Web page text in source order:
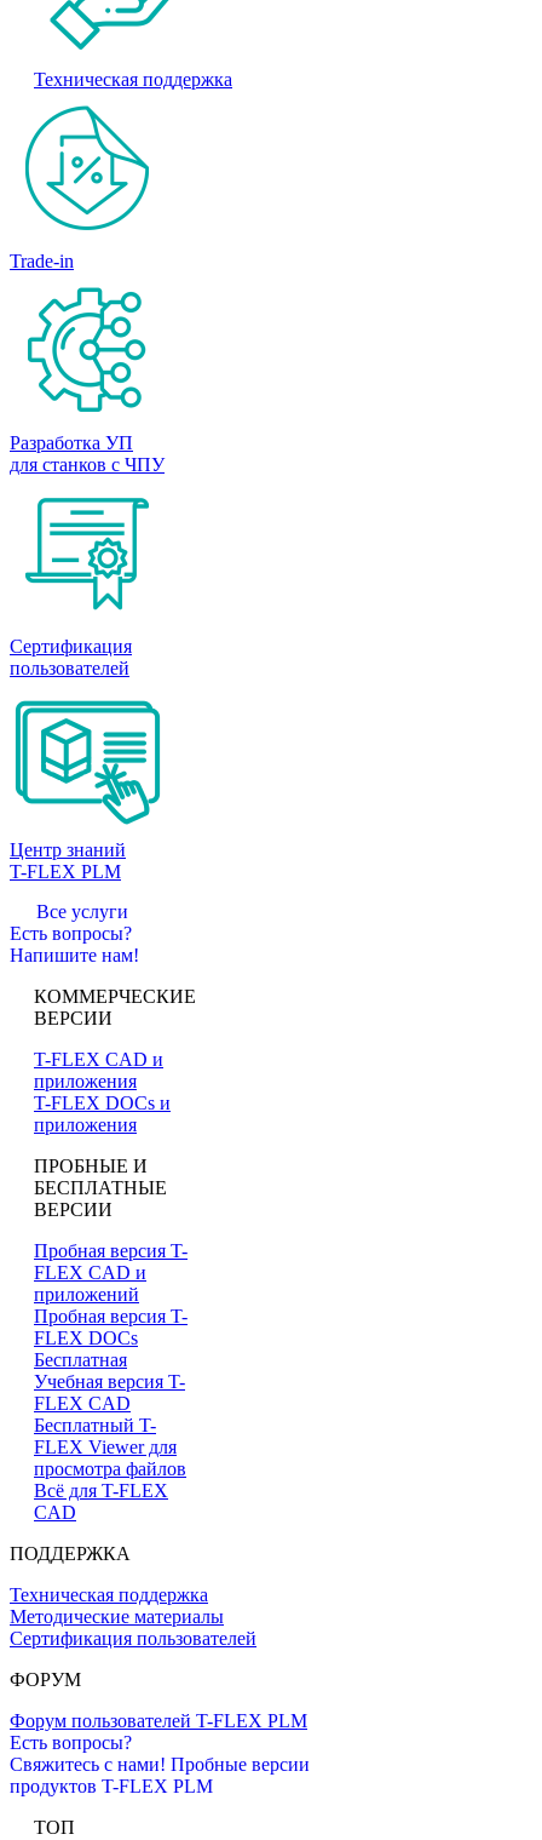
Техническая поддержка
Trade-in
Разработка УП
для станков с ЧПУ
Сертификация
пользователей
Центр знаний
T-FLEX PLM
Все услуги
Есть вопросы?
Напишите нам!
КОММЕРЧЕСКИЕ
ВЕРСИИ
T-FLEX CAD и
приложения
T-FLEX DOCs и
приложения
ПРОБНЫЕ И
БЕСПЛАТНЫЕ
ВЕРСИИ
Пробная версия T-
FLEX CAD и
приложений
Пробная версия T-
FLEX DOCs
Бесплатная
Учебная версия T-
FLEX CAD
Бесплатный T-
FLEX Viewer для
просмотра файлов
Всё для T-FLEX
CAD
ПОДДЕРЖКА
Техническая поддержка
Методические материалы
Сертификация пользователей
ФОРУМ
Форум пользователей T-FLEX PLM
Есть вопросы?
Свяжитесь с нами! Пробные версии
продуктов T-FLEX PLM
ТОП